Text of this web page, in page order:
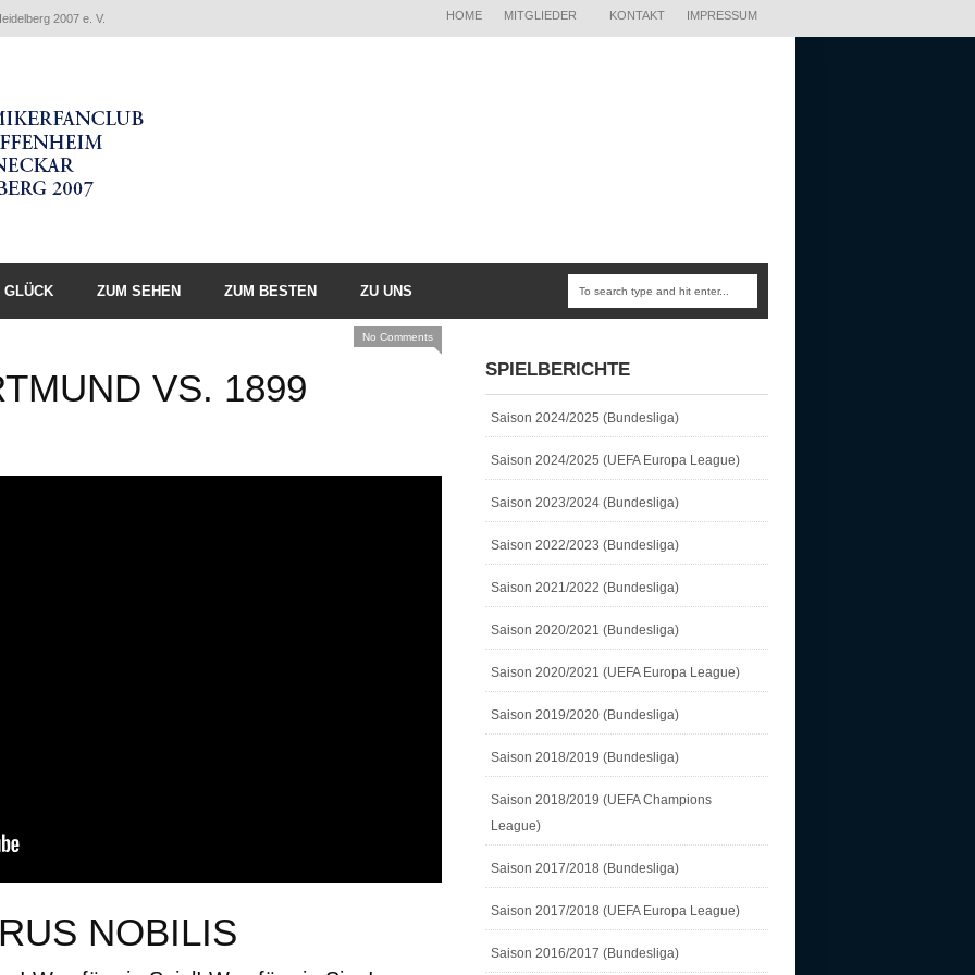
2007 e. V. HOME MITGLIEDER KONTAKT IMPRESSUM
GLÜCK ZUM SEHEN ZUM BESTEN ZU UNS
No Comments
VS. 1899
NOBILIS
SPIELBERICHTE
Saison 2024/2025 (Bundesliga)
Saison 2024/2025 (UEFA Europa League)
Saison 2023/2024 (Bundesliga)
Saison 2022/2023 (Bundesliga)
Saison 2021/2022 (Bundesliga)
Saison 2020/2021 (Bundesliga)
Saison 2020/2021 (UEFA Europa League)
Saison 2019/2020 (Bundesliga)
Saison 2018/2019 (Bundesliga)
Saison 2018/2019 (UEFA Champions
League)
Saison 2017/2018 (Bundesliga)
Saison 2017/2018 (UEFA Europa League)
Saison 2016/2017 (Bundesliga)